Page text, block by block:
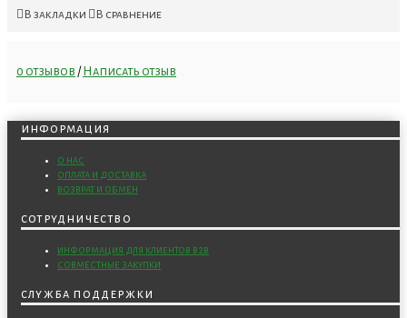
В закладки В сравнение
0 отзывов /Написать отзыв
информация
о нас
оплата и доставка
возврат и обмен
сотрудничество
информация для клиентов b2b
совместные закупки
служба поддержки